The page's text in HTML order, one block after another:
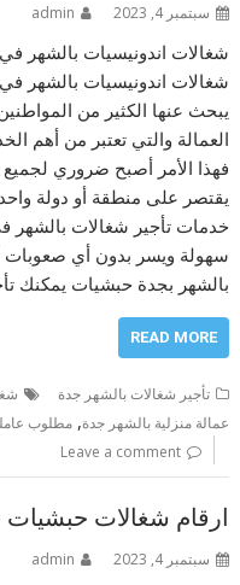
سبتمبر 4, 2023 admin
شغالات اندونيسيات بالشهر
شغالات اندونيسيات بالشهر
يبحث عنها الكثير من
العمالة والتي تعتبر من أهم
فهذا الأمر أصبح ضروري
يقتصر على منطقة أو دولة
خدمات تأجير شغالات بالشهر
سهولة ويسر بدون أي صعوبات
بالشهر بجدة حبشيات يمكنك
READ MORE
تأجير شغالات بالشهر جدة
عمالة منزلية بالشهر جدة,مطلوب
Leave a comment
ارقام شغالات حبشيات جده
سبتمبر 4, 2023 admin